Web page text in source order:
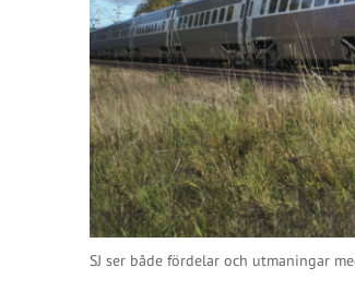
SJ ser både fördelar och utmaningar